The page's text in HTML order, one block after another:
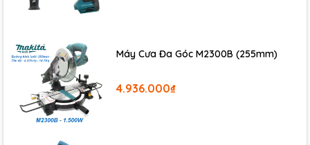
Thông số kỹ thuật
Công suất:
Thép:
Gỗ:
Máy Cưa Đa Góc M2300B (255mm)
4.936.000₫